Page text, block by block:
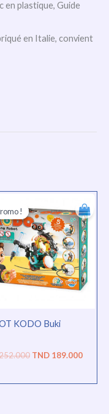
en plastique, Guide
en Italie, convient
!
KODO Buki
!
prix
initial
était :
TND
252.000.
TND 189.000
prix
actuel
est :
TND